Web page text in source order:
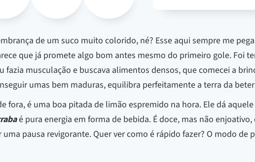
de um suco muito colorido, né? Esse aqui sempre me
que já promete algo bom antes mesmo do primeiro gole. Foi
fazia musculação e buscava alimentos densos, que comecei a
umas bem maduras, equilibra perfeitamente a terra da
fora, é uma boa pitada de limão espremido na hora. Ele dá
é pura energia em forma de bebida. É doce, mas não
pausa revigorante. Quer ver como é rápido fazer? O modo